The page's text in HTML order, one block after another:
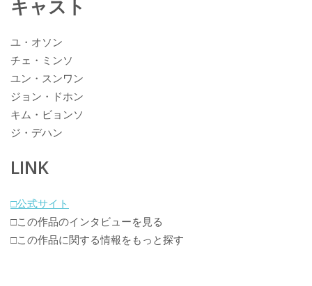
キャスト
ユ・オソン
チェ・ミンソ
ユン・スンワン
ジョン・ドホン
キム・ビョンソ
ジ・デハン
LINK
□公式サイト
□この作品のインタビューを見る
□この作品に関する情報をもっと探す